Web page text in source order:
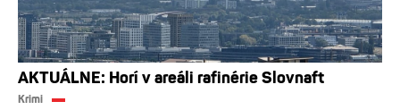
AKTUÁLNE: Horí v areáli rafinérie Slovnaft
Krimi